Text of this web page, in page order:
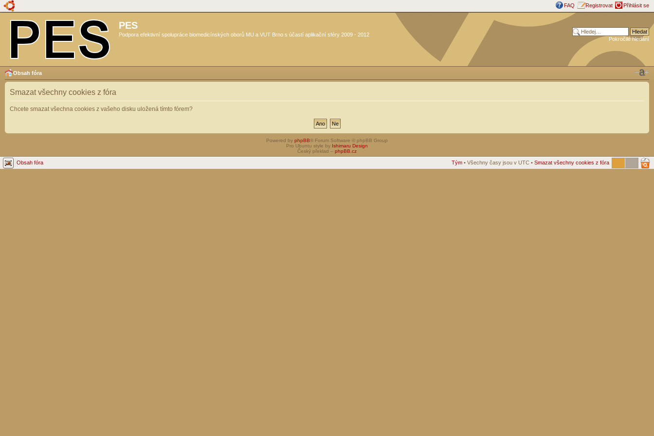
FAQ Registrovat Přihlásit se
PES
Podpora efektivní spolupráce biomedicínských oborů MU a VUT Brno s účastí aplikační sféry 2009 - 2012
Pokročilé hledání
Obsah fóra
Smazat všechny cookies z fóra
Chcete smazat všechna cookies z vašeho disku uložená tímto fórem?
Powered by phpBB® Forum Software © phpBB Group
Pro Ubuntu style by Ishimaru Design
Český překlad – phpBB.cz
Obsah fóra Tým • Všechny časy jsou v UTC • Smazat všechny cookies z fóra